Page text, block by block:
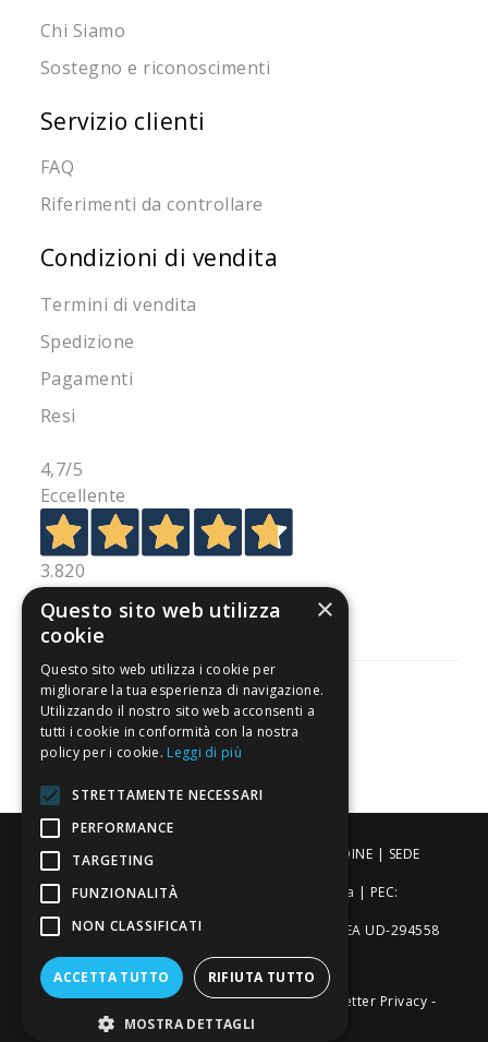
Chi Siamo
Sostegno e riconoscimenti
Servizio clienti
FAQ
Riferimenti da controllare
Condizioni di vendita
Termini di vendita
Spedizione
Pagamenti
Resi
4,7/5
Eccellente
3.820
Recensioni
Pagamenti sicuri
Credits-Privacy & Cookie Policy-Newsletter Privacy -
ALDIGIÙ S.R.L. | Via Cortazzis 15 33100 - UDINE | SEDE
OPERATIVA: Via del Progresso 3 - Padova | PEC:
aldigiusrl@pec.it | C.F. e P.IVA 02873920306 REA UD-294558
Capitale sociale: € 27.086,97
×
Questo sito web utilizza
cookie
Questo sito web utilizza i cookie per
migliorare la tua esperienza di navigazione.
Utilizzando il nostro sito web acconsenti a
tutti i cookie in conformità con la nostra
policy per i cookie. Leggi di più
STRETTAMENTE NECESSARI
PERFORMANCE
TARGETING
FUNZIONALITÀ
NON CLASSIFICATI
ACCETTA TUTTO RIFIUTA TUTTO
MOSTRA DETTAGLI